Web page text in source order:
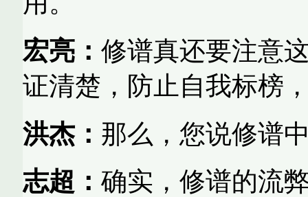
宏亮： 修谱真还要注意
证清楚，防止自我标榜
洪杰： 那么，您说修谱
志超： 确实，修谱的流